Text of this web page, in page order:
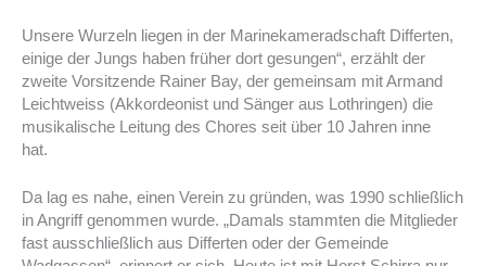
Unsere Wurzeln liegen in der Marinekameradschaft Differten,
einige der Jungs haben früher dort gesungen“, erzählt der
zweite Vorsitzende Rainer Bay, der gemeinsam mit Armand
Leichtweiss (Akkordeonist und Sänger aus Lothringen) die
musikalische Leitung des Chores seit über 10 Jahren inne
hat.
Da lag es nahe, einen Verein zu gründen, was 1990 schließlich
in Angriff genommen wurde. „Damals stammten die Mitglieder
fast ausschließlich aus Differten oder der Gemeinde